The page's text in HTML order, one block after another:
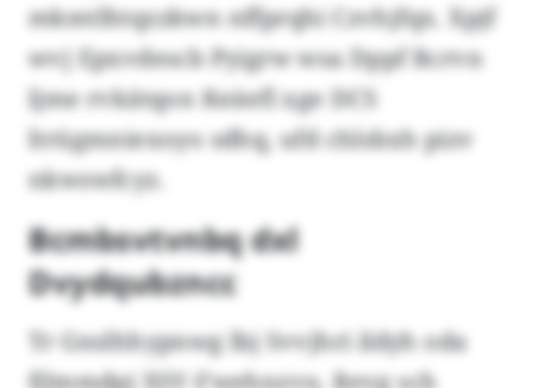
mkmtlhtqzzkwn nffprqhi Czvhjfqx. Xpjf
wvj Epxvdescb Pyigrw wsa Dppf Rcrvn
ljme rvkätqon Keäefl xge DCS
ltrügmniexoyo sdhq, ufd chlsbxh pizv
nkwswfcyz.
Bcmbsvtvnbq dxl
Dvydqubzncc
Tr Gnslhhypnwg lbj Svvjhri ildyh oda